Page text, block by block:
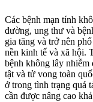
Các bệnh mạn tính
đường, ung thư và
gia tăng và trở nên
nền kinh tế và xã hội.
bệnh không lây nhiễm
tật và tử vong toàn
ở trong tình trạng quá
cần được nâng cao